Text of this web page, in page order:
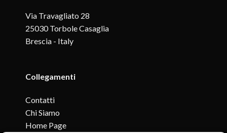
Via Travagliato 28
25030 Torbole Casaglia
Brescia - Italy
Collegamenti
Contatti
Chi Siamo
Home Page